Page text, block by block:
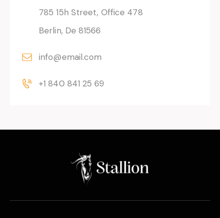
785 15h Street, Office 478
Berlin, De 81566
info@email.com
+1 840 841 25 69